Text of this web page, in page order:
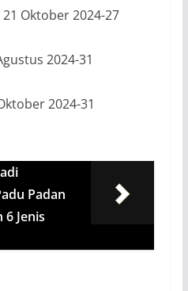
Oktober 2024-27
2024-31
2024-31
Padan
6 Jenis